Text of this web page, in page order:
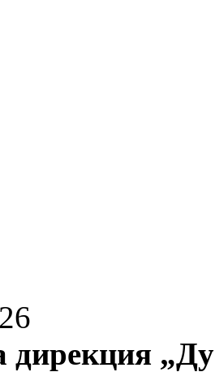
дирекция